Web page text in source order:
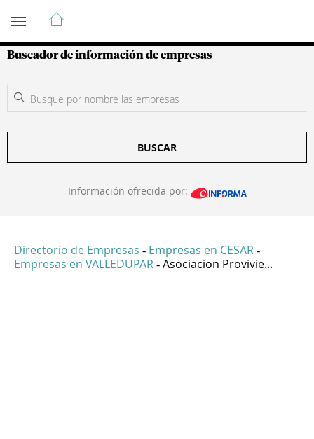
Guía de Empresas Colombianas
Buscador de información de empresas
BUSCAR
Información ofrecida por:
Directorio de Empresas - Empresas en CESAR -
Empresas en VALLEDUPAR - Asociacion Provivie...